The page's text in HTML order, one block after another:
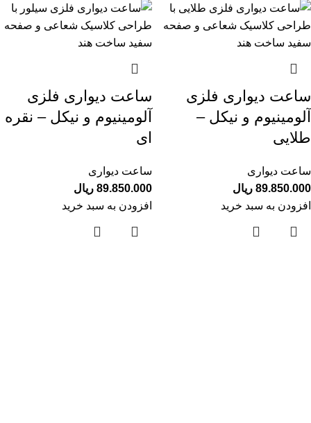
ساعت دیواری فلزی
آلومینیوم و نیکل –
طلایی
ساعت دیواری
89.850.000 ریال
افزودن به سبد خرید
ساعت دیواری فلزی
آلومینیوم و نیکل – نقره
ای
ساعت دیواری
89.850.000 ریال
افزودن به سبد خرید